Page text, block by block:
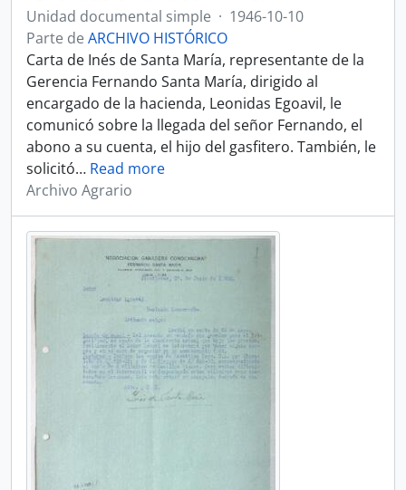
Unidad documental simple · 1946-10-10
Parte de ARCHIVO HISTÓRICO
Carta de Inés de Santa María, representante de la
Gerencia Fernando Santa María, dirigido al
encargado de la hacienda, Leonidas Egoavil, le
comunicó sobre la llegada del señor Fernando, el
abono a su cuenta, el hijo del gasfitero. También, le
solicitó… Read more
Archivo Agrario